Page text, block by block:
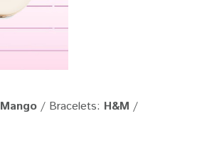
Mango/ Bracelets: H&M /